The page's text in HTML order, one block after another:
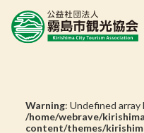
Warning: Undefined array
/home/webrave/
content/themes/